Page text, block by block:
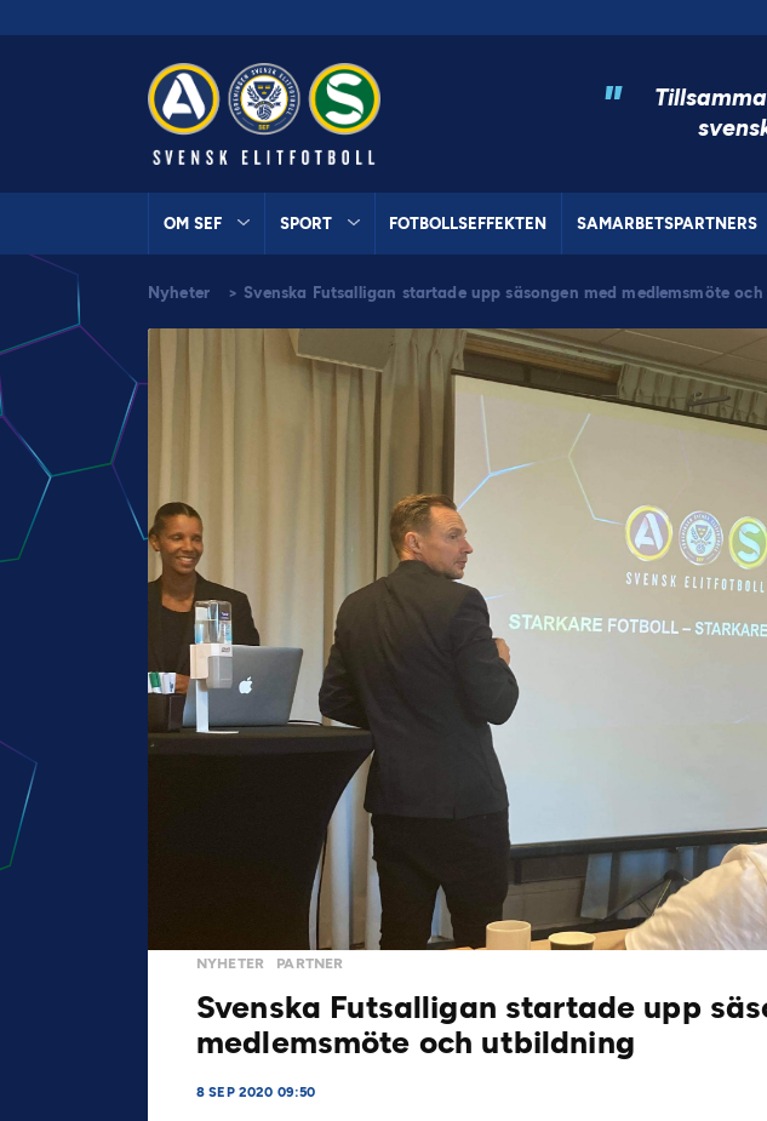
"
OM SEF SPORT FOTBOLLSEFFEKTEN SAMARBETSPARTNERS
Nyheter > Svenska Futsalligan startade upp säsongen med medlemsmöte
NYHETER PARTNER
Svenska Futsalligan startade upp
medlemsmöte och utbildning
8 SEP 2020 09:50